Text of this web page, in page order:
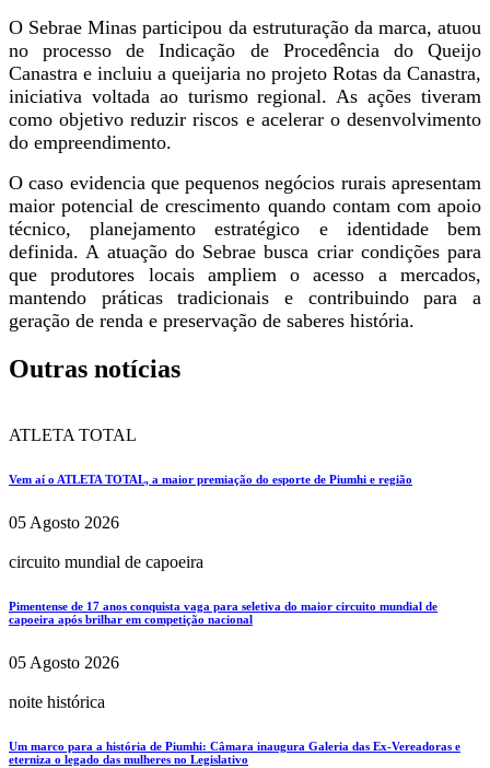
O Sebrae Minas participou da estruturação da marca, atuou
no processo de Indicação de Procedência do Queijo
Canastra e incluiu a queijaria no projeto Rotas da Canastra,
iniciativa voltada ao turismo regional. As ações tiveram
como objetivo reduzir riscos e acelerar o desenvolvimento
do empreendimento.
O caso evidencia que pequenos negócios rurais apresentam
maior potencial de crescimento quando contam com apoio
técnico, planejamento estratégico e identidade bem
definida. A atuação do Sebrae busca criar condições para
que produtores locais ampliem o acesso a mercados,
mantendo práticas tradicionais e contribuindo para a
geração de renda e preservação de saberes história.
Outras notícias
ATLETA TOTAL
Vem aí o ATLETA TOTAL, a maior premiação do esporte de Piumhi e região
05 Agosto 2026
circuito mundial de capoeira
Pimentense de 17 anos conquista vaga para seletiva do maior circuito mundial de
capoeira após brilhar em competição nacional
05 Agosto 2026
noite histórica
Um marco para a história de Piumhi: Câmara inaugura Galeria das Ex-Vereadoras e
eterniza o legado das mulheres no Legislativo